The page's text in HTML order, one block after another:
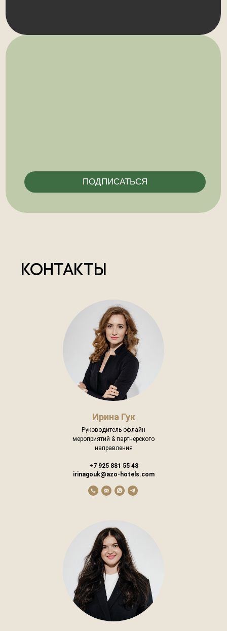
Ирина Гук
Руководитель офлайн
мероприятий & партнерского
направления
+7 925 881 55 48
irinagouk@azo-hotels.com